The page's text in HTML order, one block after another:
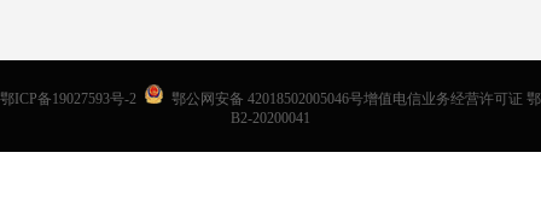
鄂ICP备19027593号-2
鄂公网安备 42018502005046号增值电信业务经营许可证 鄂
B2-20200041